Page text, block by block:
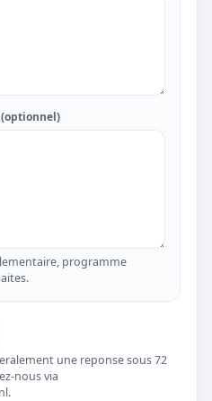
(optionnel)
programme
une reponse sous 72
nous via
.